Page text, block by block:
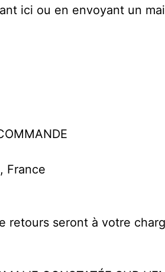
ici ou en envoyant un
France
retours seront à votre